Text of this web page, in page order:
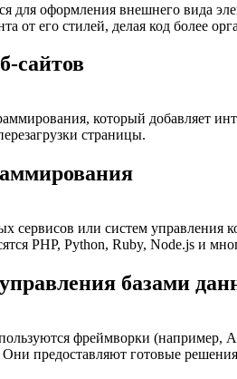
для оформления внешнего вида
от его стилей, делая код более
сайтов
который добавляет
страницы.
сервисов или систем управления
PHP, Python, Ruby, Node.js и
базами
фреймворки
предоставляют готовые решения